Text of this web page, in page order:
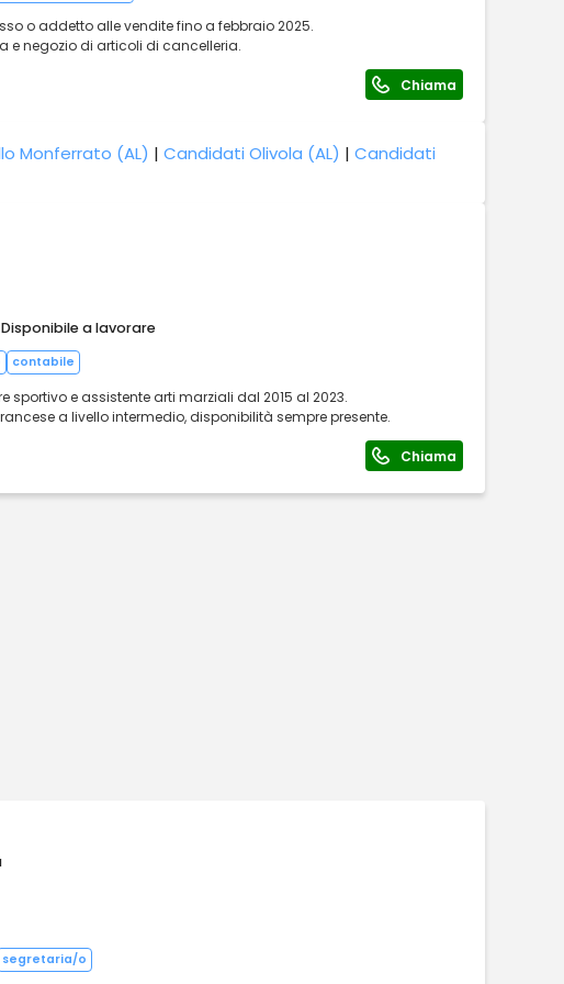
o addetto alle vendite fino a febbraio 2025.
e negozio di articoli di cancelleria.
Chiama
Monferrato (AL) | Candidati Olivola (AL) | Candidati
Disponibile a lavorare
contabile
sportivo e assistente arti marziali dal 2015 al 2023.
a livello intermedio, disponibilità sempre presente.
Chiama
segretaria/o